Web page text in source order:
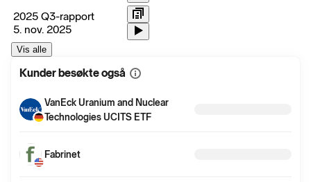
2025 Q3-rapport
5. nov. 2025
Vis alle
Kunder besøkte også Vis
informasjon
VanEck Uranium and Nuclear
Technologies UCITS ETF
Fabrinet